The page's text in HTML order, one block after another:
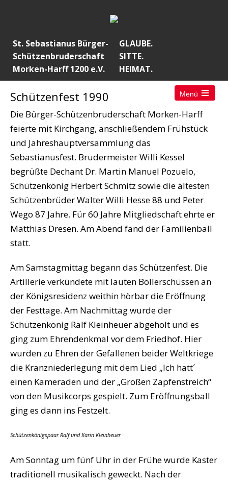
St. Sebastianus Bürger-
Schützenbruderschaft
Morken-Harff 1200 e.V.
GLAUBE.
SITTE.
HEIMAT.
Menü
Schützenfest 1990
Die Bürger-Schützenbruderschaft Morken-Harff
feierte mit Kirchgang, anschließendem Frühstück
und Jahreshauptversammlung das
Sebastianusfest. Brudermeister Willi Kessel
begrüßte Dechant Dr. Martin Manuel Pozuelo,
Schützenkönig Herbert Schmitz sowie die ältesten
Schützenbrüder Walter Willi Hesse 88 und Peter
Wego 87 Jahre. Für 60 Jahre Mitgliedschaft ehrte er
Matthias Dresen. Am Abend fand der Familienball
statt.
Am Samstagmittag begann das Schützenfest. Die
Artillerie verkündete mit lauten Böllerschüssen an
der Königsresidenz weithin hörbar die Eröffnung
der Festtage. Am Nachmittag wurde der
Schützenkönig Ralf Kleinheuer abgeholt und es
ging zum Ehrendenkmal vor dem Friedhof. Hier
wurden zu Ehren der Gefallenen beider Weltkriege
die Kranzniederlegung mit dem Lied „Ich hatt´
einen Kameraden und der „Großen Zapfenstreich“
von den Musikcorps gespielt. Zum Eröffnungsball
ging es dann ins Festzelt.
Schützenkönigspaar Ralf und Karin Kleinheuer
Am Sonntag um fünf Uhr in der Frühe wurde Kaster
traditionell musikalisch geweckt. Nach der